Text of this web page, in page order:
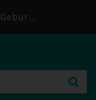
Bücher zu Schwangerschaft & Geburt | Mabuse-Verlag